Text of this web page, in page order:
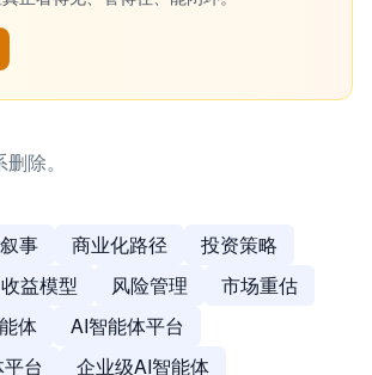
除。
事 商业化路径
投资策略
收益模型 风险管理
市场重估
体
AI智能体平台
台
企业级AI智能体